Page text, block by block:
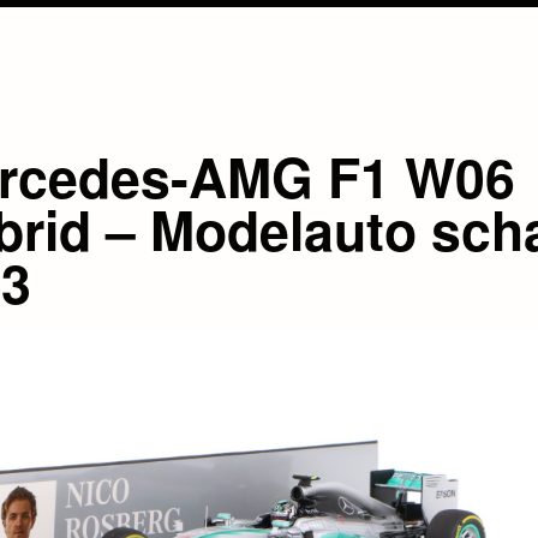
AMG F1 W06
– Modelauto